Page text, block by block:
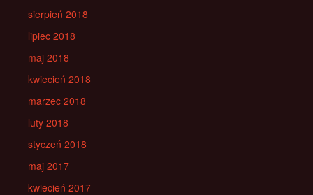
sierpień 2018
lipiec 2018
maj 2018
kwiecień 2018
marzec 2018
luty 2018
styczeń 2018
maj 2017
kwiecień 2017